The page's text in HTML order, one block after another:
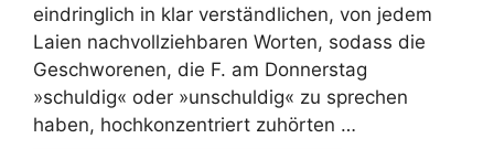
eindringlich in klar verständlichen, von jedem
Laien nachvollziehbaren Worten, sodass die
Geschworenen, die F. am Donnerstag
»schuldig« oder »unschuldig« zu sprechen
haben, hochkonzentriert zuhörten …